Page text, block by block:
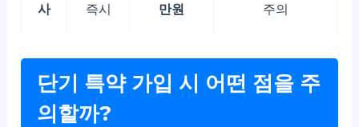
사
즉시
만원
주의
단기 특약 가입 시 어떤 점을 주
의할까?